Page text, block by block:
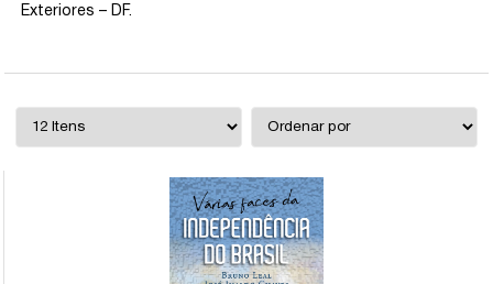
Exteriores – DF.